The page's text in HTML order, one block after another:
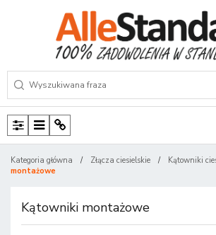
P
n
M
n
P
n
l
Kategoria główna / Złącza ciesielskie / Kątowniki
montażowe
Kątowniki montażowe